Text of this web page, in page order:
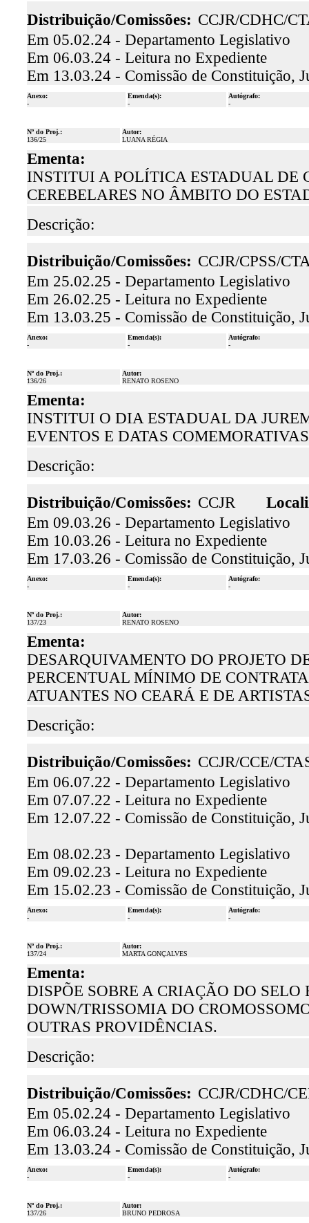
Distribuição/Comissões: CCJR/CDHC/
Em 05.02.24 - Departamento Legislativo
Em 06.03.24 - Leitura no Expediente
Em 13.03.24 - Comissão de Constituição,
Anexo:
-
Emenda(s):
-
Autógrafo:
-
Nº do Proj.:
136/25
Autor:
LUANA RÉGIA
Ementa:
INSTITUI A POLÍTICA ESTADUAL DE
CEREBELARES NO ÂMBITO DO
Descrição:
Distribuição/Comissões: CCJR/CPSS/
Em 25.02.25 - Departamento Legislativo
Em 26.02.25 - Leitura no Expediente
Em 13.03.25 - Comissão de Constituição,
Anexo:
-
Emenda(s):
-
Autógrafo:
-
Nº do Proj.:
136/26
Autor:
RENATO ROSENO
Ementa:
INSTITUI O DIA ESTADUAL DA
EVENTOS E DATAS
Descrição:
Distribuição/Comissões: CCJR
Em 09.03.26 - Departamento Legislativo
Em 10.03.26 - Leitura no Expediente
Em 17.03.26 - Comissão de Constituição,
Anexo:
-
Emenda(s):
-
Autógrafo:
-
Nº do Proj.:
137/23
Autor:
RENATO ROSENO
Ementa:
DESARQUIVAMENTO DO PROJETO
PERCENTUAL MÍNIMO DE
ATUANTES NO CEARÁ E DE
Descrição:
Distribuição/Comissões: CCJR/CCE/
Em 06.07.22 - Departamento Legislativo
Em 07.07.22 - Leitura no Expediente
Em 12.07.22 - Comissão de Constituição,
Em 08.02.23 - Departamento Legislativo
Em 09.02.23 - Leitura no Expediente
Em 15.02.23 - Comissão de Constituição,
Anexo:
-
Emenda(s):
-
Autógrafo:
-
Nº do Proj.:
137/24
Autor:
MARTA GONÇALVES
Ementa:
DISPÕE SOBRE A CRIAÇÃO DO
DOWN/TRISSOMIA DO
OUTRAS PROVIDÊNCIAS.
Descrição:
Distribuição/Comissões: CCJR/CDHC/
Em 05.02.24 - Departamento Legislativo
Em 06.03.24 - Leitura no Expediente
Em 13.03.24 - Comissão de Constituição,
Anexo:
-
Emenda(s):
-
Autógrafo:
-
Nº do Proj.:
137/26
Autor:
BRUNO PEDROSA